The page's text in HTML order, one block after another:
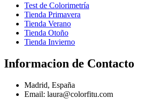
Test de Colorimetría
Tienda Primavera
Tienda Verano
Tienda Otoño
Tienda Invierno
Informacion de Contacto
Madrid, España
Email: laura@colorfitu.com